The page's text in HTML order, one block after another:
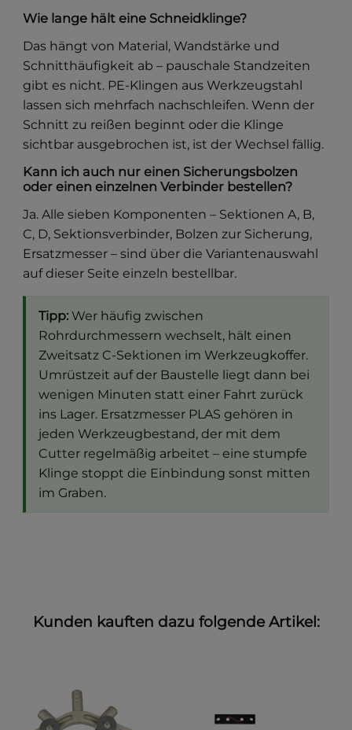
Wie lange hält eine Schneidklinge?
Das hängt von Material, Wandstärke und
Schnitthäufigkeit ab – pauschale Standzeiten
gibt es nicht. PE-Klingen aus Werkzeugstahl
lassen sich mehrfach nachschleifen. Wenn der
Schnitt zu reißen beginnt oder die Klinge
sichtbar ausgebrochen ist, ist der Wechsel fällig.
Kann ich auch nur einen Sicherungsbolzen
oder einen einzelnen Verbinder bestellen?
Ja. Alle sieben Komponenten – Sektionen A, B,
C, D, Sektionsverbinder, Bolzen zur Sicherung,
Ersatzmesser – sind über die Variantenauswahl
auf dieser Seite einzeln bestellbar.
Tipp: Wer häufig zwischen
Rohrdurchmessern wechselt, hält einen
Zweitsatz C-Sektionen im Werkzeugkoffer.
Umrüstzeit auf der Baustelle liegt dann bei
wenigen Minuten statt einer Fahrt zurück
ins Lager. Ersatzmesser PLAS gehören in
jeden Werkzeugbestand, der mit dem
Cutter regelmäßig arbeitet – eine stumpfe
Klinge stoppt die Einbindung sonst mitten
im Graben.
Kunden kauften dazu folgende Artikel: